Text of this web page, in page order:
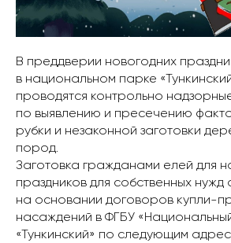
В преддверии новогодних
в национальном парке
проводятся контрольно
по выявлению и пресечению
рубки и незаконной заготовки
пород.
Заготовка гражданами елей для
праздников для собственных нужд
на основании договоров купли-
насаждений в ФГБУ
«Тункинский» по следующим